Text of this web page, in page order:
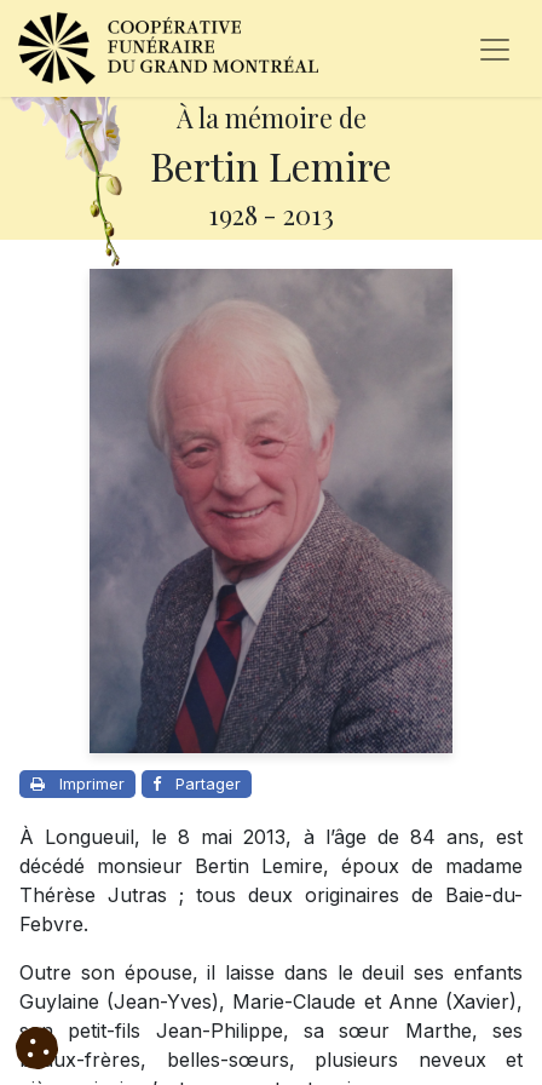
À la mémoire de
Bertin Lemire
1928 - 2013
Imprimer Partager
À Longueuil, le 8 mai 2013, à l’âge de 84 ans, est
décédé monsieur Bertin Lemire, époux de madame
Thérèse Jutras ; tous deux originaires de Baie-du-
Febvre.
Outre son épouse, il laisse dans le deuil ses enfants
Guylaine (Jean-Yves), Marie-Claude et Anne (Xavier),
son petit-fils Jean-Philippe, sa sœur Marthe, ses
beaux-frères, belles-sœurs, plusieurs neveux et